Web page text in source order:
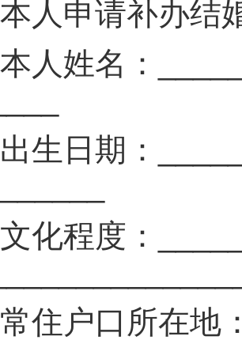
申请补办结
姓名：
日期：_____
程度：
户口所在地